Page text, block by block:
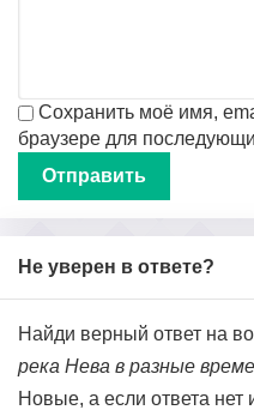
Сохранить моё имя,
браузере для
Не уверен в ответе?
Найди верный ответ на
река Нева в разные
Новые, а если ответа нет